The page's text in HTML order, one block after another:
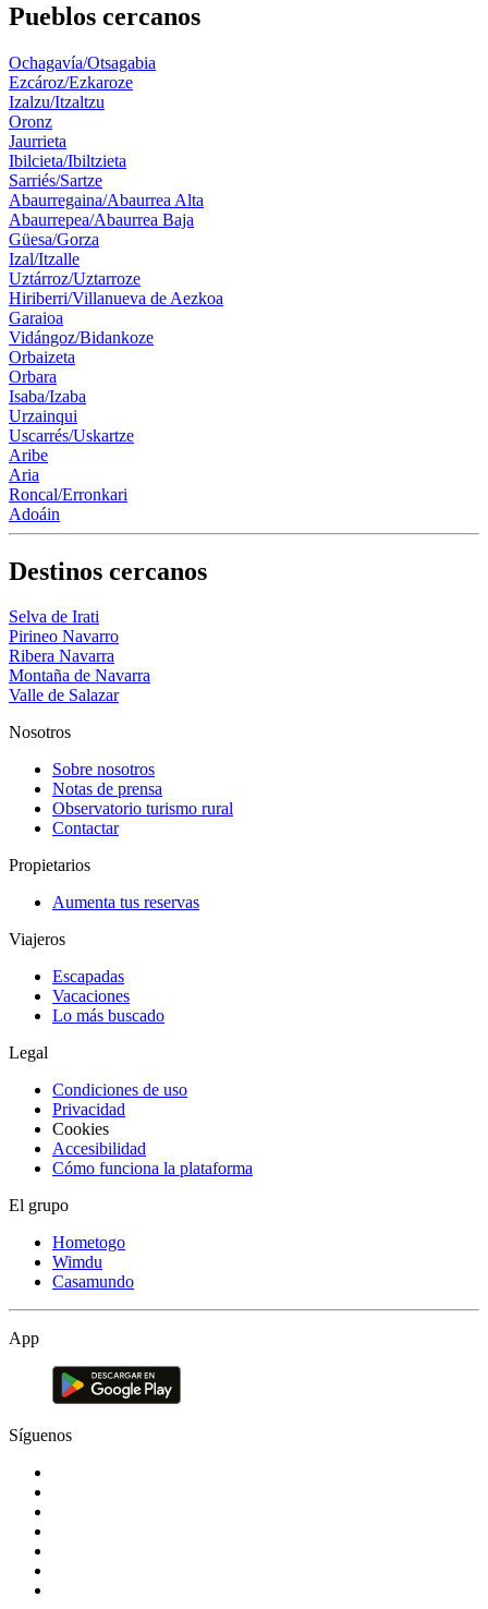
Pueblos cercanos
Ochagavía/Otsagabia
Ezcároz/Ezkaroze
Izalzu/Itzaltzu
Oronz
Jaurrieta
Ibilcieta/Ibiltzieta
Sarriés/Sartze
Abaurregaina/Abaurrea Alta
Abaurrepea/Abaurrea Baja
Güesa/Gorza
Izal/Itzalle
Uztárroz/Uztarroze
Hiriberri/Villanueva de Aezkoa
Garaioa
Vidángoz/Bidankoze
Orbaizeta
Orbara
Isaba/Izaba
Urzainqui
Uscarrés/Uskartze
Aribe
Aria
Roncal/Erronkari
Adoáin
Destinos cercanos
Selva de Irati
Pirineo Navarro
Ribera Navarra
Montaña de Navarra
Valle de Salazar
Nosotros
Sobre nosotros
Notas de prensa
Observatorio turismo rural
Contactar
Propietarios
Aumenta tus reservas
Viajeros
Escapadas
Vacaciones
Lo más buscado
Legal
Condiciones de uso
Privacidad
Cookies
Accesibilidad
Cómo funciona la plataforma
El grupo
Hometogo
Wimdu
Casamundo
App
Síguenos